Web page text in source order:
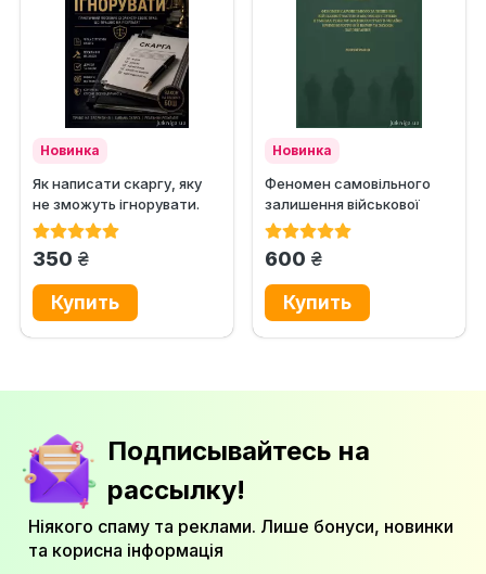
Новинка
Як написати скаргу, яку
не зможуть ігнорувати.
Практичний посібник із...
350 грн.
Новинка
Феномен самовільного
залишення військової
частини або місця служби
600 грн.
Подписывайтесь на
рассылку!
Ніякого спаму та реклами. Лише бонуси, новинки
та корисна інформація